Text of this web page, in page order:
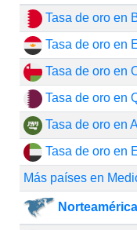
Tasa de oro en
Tasa de oro en
Tasa de oro en
Tasa de oro en
Tasa de oro en
Tasa de oro en
Más países en
Norteamérica